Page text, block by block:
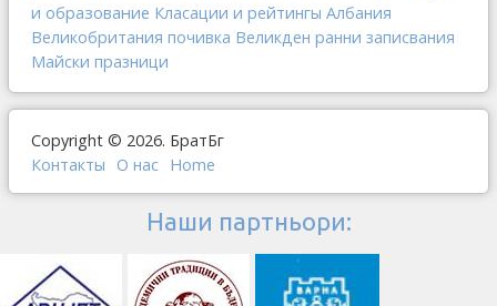
и образование Класации и рейтингы Албания
Великобритания почивка Великден ранни записвания
Майски празници
Copyright © 2026. БратБг
Контакты
О наc Home
Наши партньори: